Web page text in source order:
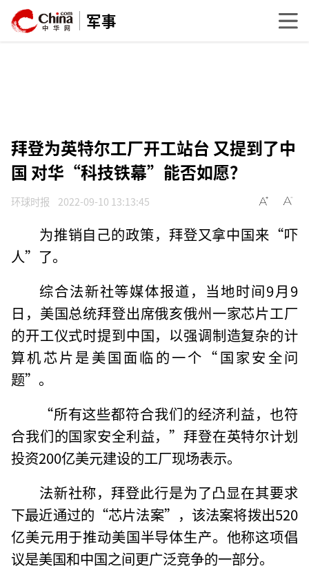
军事
拜登为英特尔工厂开工站台 又提到了中
国 对华“科技铁幕”能否如愿？
环球时报 2022-09-10 13:13:45
为推销自己的政策，拜登又拿中国来“吓
人”了。
综合法新社等媒体报道，当地时间9月9
日，美国总统拜登出席俄亥俄州一家芯片工厂
的开工仪式时提到中国，以强调制造复杂的计
算机芯片是美国面临的一个“国家安全问
题”。
“所有这些都符合我们的经济利益，也符
合我们的国家安全利益，”拜登在英特尔计划
投资200亿美元建设的工厂现场表示。
法新社称，拜登此行是为了凸显在其要求
下最近通过的“芯片法案”，该法案将拨出520
亿美元用于推动美国半导体生产。他称这项倡
议是美国和中国之间更广泛竞争的一部分。